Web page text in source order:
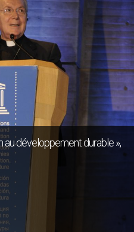
au développement durable »,